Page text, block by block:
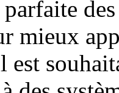
mieux
est